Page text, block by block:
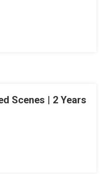
Scenes | 2 Years